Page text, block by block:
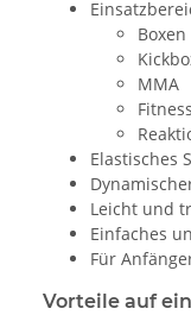
Boxen
MMA
Elastisches
Leicht und
Einfaches
Für
Vorteile auf